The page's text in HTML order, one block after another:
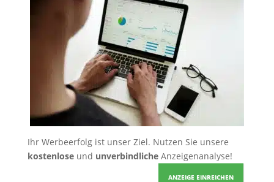
Ihr Werbeerfolg ist unser Ziel. Nutzen Sie unsere
kostenloseund unverbindlicheAnzeigenanalyse!
ANZEIGE EINREICHEN